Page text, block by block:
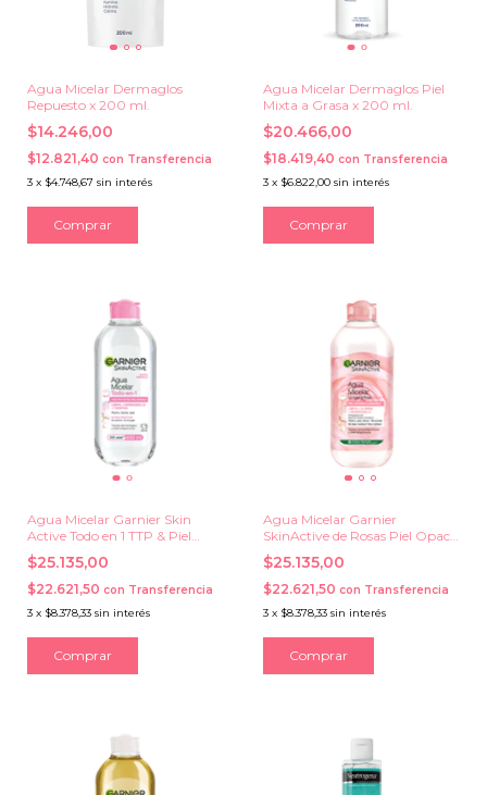
Agua Micelar Dermaglos
Repuesto x 200 ml.
$14.246,00
$12.821,40 con Transferencia
3 x $4.748,67 sin interés
Agua Micelar Dermaglos Piel
Mixta a Grasa x 200 ml.
$20.466,00
$18.419,40 con Transferencia
3 x $6.822,00 sin interés
Agua Micelar Garnier Skin
Active Todo en 1 TTP & Piel
Sensible x 400 ml.
$25.135,00
$22.621,50 con Transferencia
3 x $8.378,33 sin interés
Agua Micelar Garnier
SkinActive de Rosas Piel Opaca
& Sensible x 400 ml.
$25.135,00
$22.621,50 con Transferencia
3 x $8.378,33 sin interés